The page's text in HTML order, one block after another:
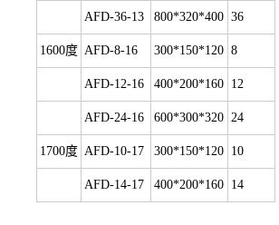
AFD-36-13 800*320*400 36
1600度 AFD-8-16 300*150*120 8
AFD-12-16 400*200*160 12
AFD-24-16 600*300*320 24
1700度 AFD-10-17 300*150*120 10
AFD-14-17 400*200*160 14